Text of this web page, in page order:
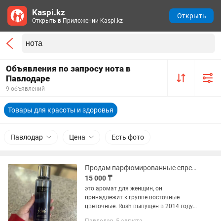
Объявления по запросу нота в
Павлодаре
9 объявлений
Товары для красоты и здоровья
Павлодар Цена Есть фото
Продам парфюмированные спрей Victoria Secret Rush
15 000 ₸
это аромат для женщин, он
принадлежит к группе восточные
цветочные. Rush выпущен в 2014 году.
Kaspi.kz
Открыть в Приложении Kaspi.kz
Открыть